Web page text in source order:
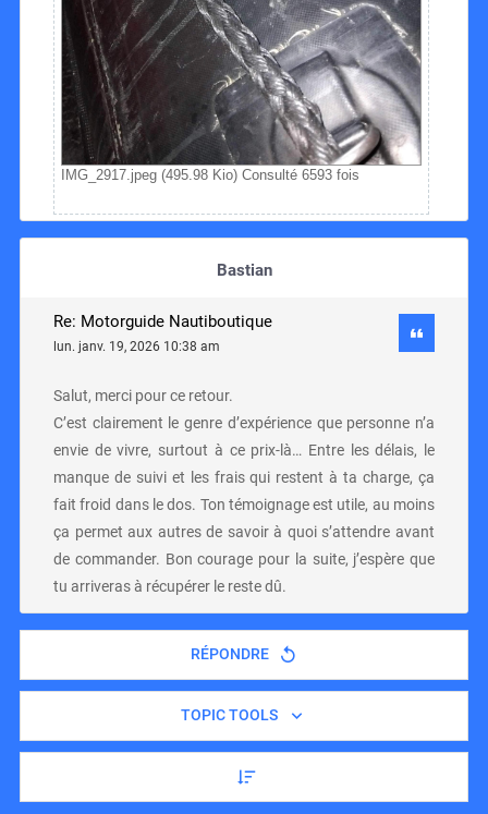
IMG_2917.jpeg (495.98 Kio) Consulté 6593 fois
Bastian
Re: Motorguide Nautiboutique
lun. janv. 19, 2026 10:38 am
Salut, merci pour ce retour.
C’est clairement le genre d’expérience que personne n’a
envie de vivre, surtout à ce prix-là… Entre les délais, le
manque de suivi et les frais qui restent à ta charge, ça
fait froid dans le dos. Ton témoignage est utile, au moins
ça permet aux autres de savoir à quoi s’attendre avant
de commander. Bon courage pour la suite, j’espère que
tu arriveras à récupérer le reste dû.
RÉPONDRE
TOPIC TOOLS